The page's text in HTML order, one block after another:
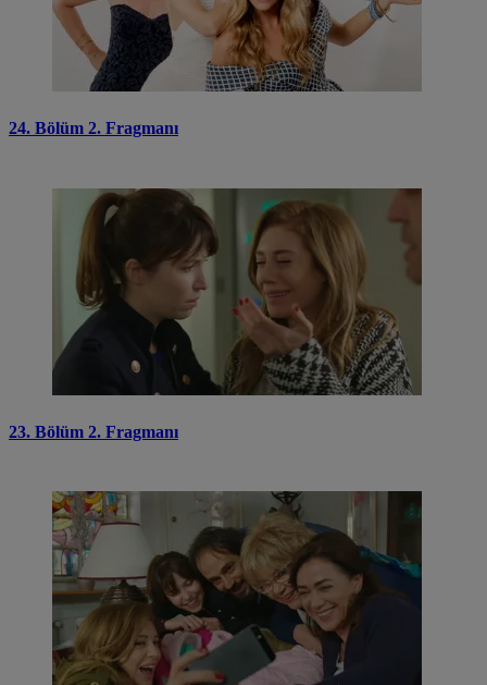
24. Bölüm 2. Fragmanı
23. Bölüm 2. Fragmanı